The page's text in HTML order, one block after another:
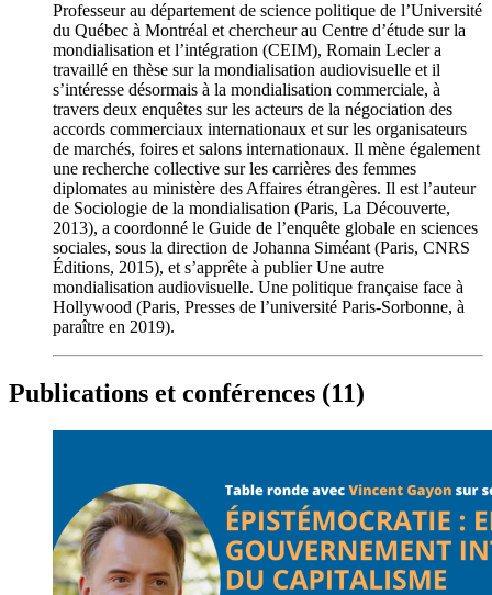
Professeur au département de science politique de l’Université
du Québec à Montréal et chercheur au Centre d’étude sur la
mondialisation et l’intégration (CEIM), Romain Lecler a
travaillé en thèse sur la mondialisation audiovisuelle et il
s’intéresse désormais à la mondialisation commerciale, à
travers deux enquêtes sur les acteurs de la négociation des
accords commerciaux internationaux et sur les organisateurs
de marchés, foires et salons internationaux. Il mène également
une recherche collective sur les carrières des femmes
diplomates au ministère des Affaires étrangères. Il est l’auteur
de Sociologie de la mondialisation (Paris, La Découverte,
2013), a coordonné le Guide de l’enquête globale en sciences
sociales, sous la direction de Johanna Siméant (Paris, CNRS
Éditions, 2015), et s’apprête à publier Une autre
mondialisation audiovisuelle. Une politique française face à
Hollywood (Paris, Presses de l’université Paris-Sorbonne, à
paraître en 2019).
Publications et conférences (11)